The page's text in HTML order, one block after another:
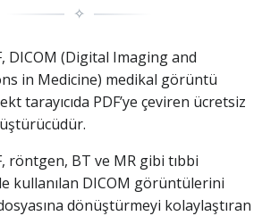
✧
DICOM (Digital Imaging and
in Medicine) medikal görüntü
tarayıcıda PDF’ye çeviren ücretsiz
röntgen, BT ve MR gibi tıbbi
kullanılan DICOM görüntülerini
dönüştürmeyi kolaylaştıran